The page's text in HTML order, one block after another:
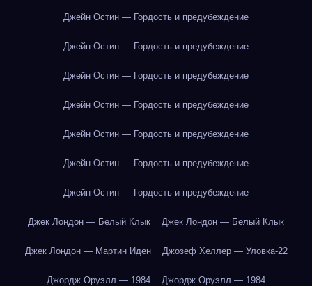
Джейн Остин — Гордость и предубеждение
Джейн Остин — Гордость и предубеждение
Джейн Остин — Гордость и предубеждение
Джейн Остин — Гордость и предубеждение
Джейн Остин — Гордость и предубеждение
Джейн Остин — Гордость и предубеждение
Джейн Остин — Гордость и предубеждение
Джек Лондон — Белый Клык Джек Лондон — Белый Клык
Джек Лондон — Мартин Иден Джозеф Хеллер — Уловка-22
Джордж Оруэлл — 1984 Джордж Оруэлл — 1984